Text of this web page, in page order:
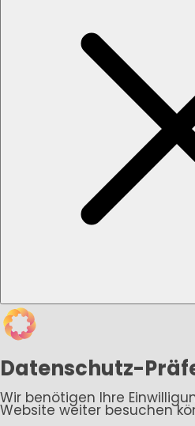
Datenschutz-
Wir benötigen Ihre
Website weiter besuchen